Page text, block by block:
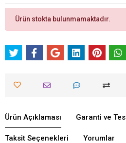
Ürün stokta bulunmamaktadır.
Ürün Açıklaması Garanti ve
Taksit Seçenekleri Yorumlar